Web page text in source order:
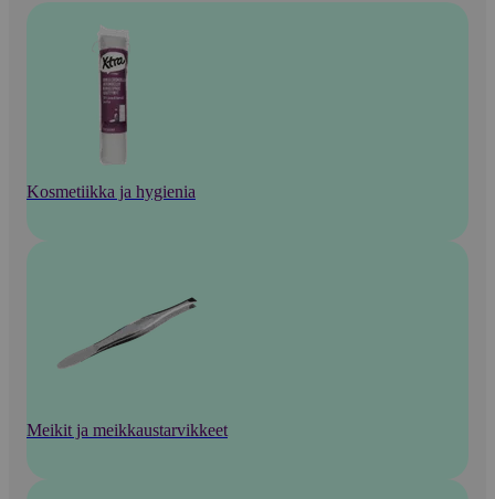
Kosmetiikka ja hygienia
Meikit ja meikkaustarvikkeet